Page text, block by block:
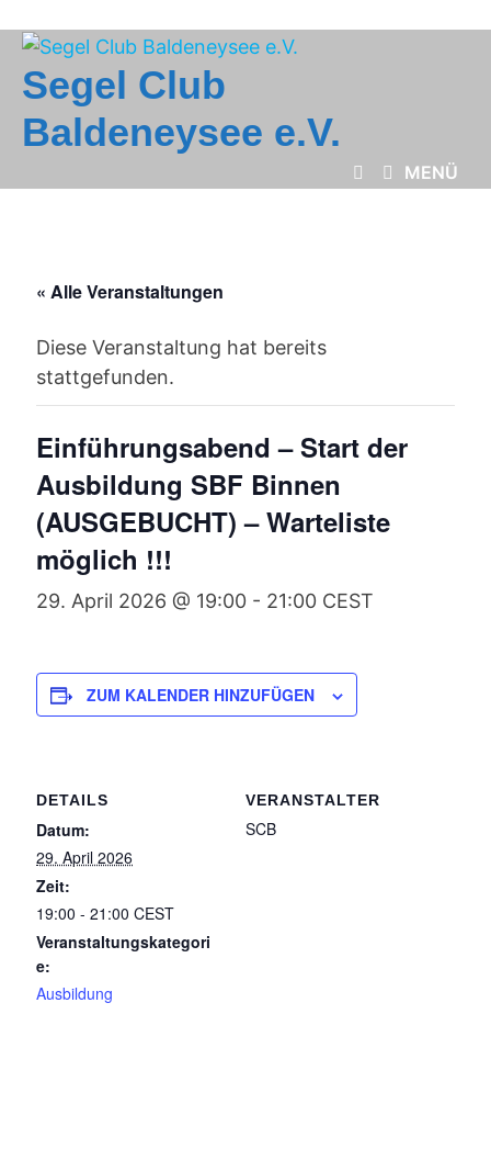
Inhalt
springen
Segel Club
Baldeneysee e.V.
MENÜ
« Alle Veranstaltungen
Diese Veranstaltung hat bereits
stattgefunden.
Einführungsabend – Start der
Ausbildung SBF Binnen
(AUSGEBUCHT) – Warteliste
möglich !!!
29. April 2026 @ 19:00 - 21:00 CEST
ZUM KALENDER HINZUFÜGEN
DETAILS
Datum:
29. April 2026
Zeit:
19:00 - 21:00CEST
Veranstaltungskategori
e:
Ausbildung
VERANSTALTER
SCB